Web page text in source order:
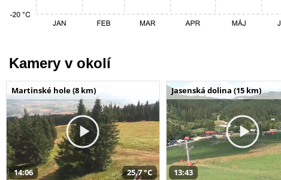
Kamery v okolí
Martinské hole (8 km)
14:06 25,7 °C
Jasenská dolina (15 km)
13:43